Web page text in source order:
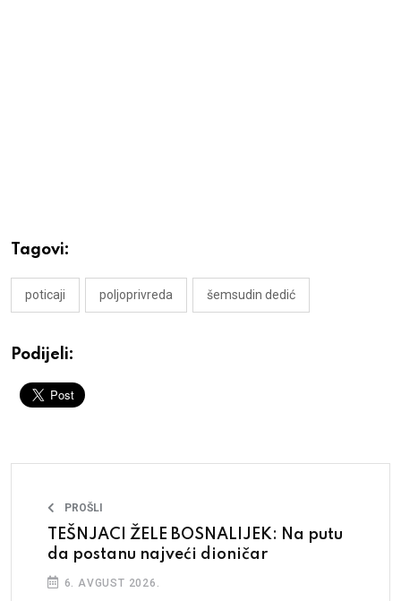
Tagovi:
poticaji poljoprivreda šemsudin dedić
Podijeli:
PROŠLI
TEŠNJACI ŽELE BOSNALIJEK: Na putu
da postanu najveći dioničar
6. AVGUST 2026.